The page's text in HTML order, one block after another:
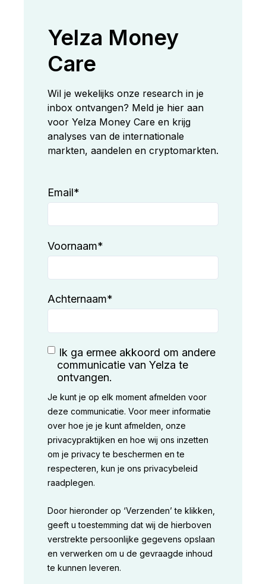
Yelza Money
Care
Wil je wekelijks onze research in je
inbox ontvangen? Meld je hier aan
voor Yelza Money Care en krijg
analyses van de internationale
markten, aandelen en cryptomarkten.
Email*
Voornaam*
Achternaam*
Ik ga ermee akkoord om andere
communicatie van Yelza te
ontvangen.
Je kunt je op elk moment afmelden voor
deze communicatie. Voor meer informatie
over hoe je je kunt afmelden, onze
privacypraktijken en hoe wij ons inzetten
om je privacy te beschermen en te
respecteren, kun je ons privacybeleid
raadplegen.
Door hieronder op ‘Verzenden’ te klikken,
geeft u toestemming dat wij de hierboven
verstrekte persoonlijke gegevens opslaan
en verwerken om u de gevraagde inhoud
te kunnen leveren.